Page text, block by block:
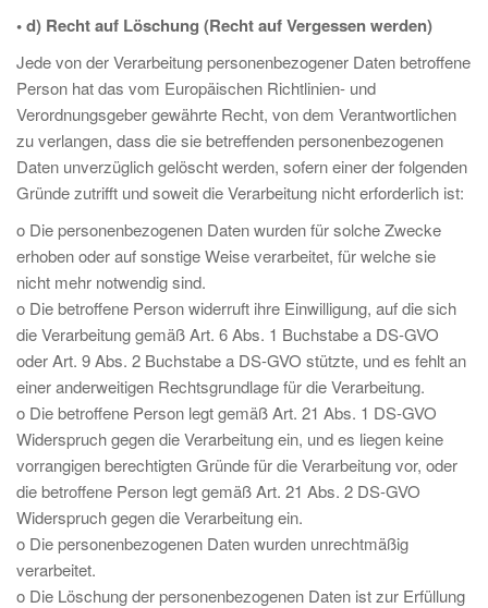
• d) Recht auf Löschung (Recht auf Vergessen werden)
Jede von der Verarbeitung personenbezogener Daten betroffene
Person hat das vom Europäischen Richtlinien- und
Verordnungsgeber gewährte Recht, von dem Verantwortlichen
zu verlangen, dass die sie betreffenden personenbezogenen
Daten unverzüglich gelöscht werden, sofern einer der folgenden
Gründe zutrifft und soweit die Verarbeitung nicht erforderlich ist:
o Die personenbezogenen Daten wurden für solche Zwecke
erhoben oder auf sonstige Weise verarbeitet, für welche sie
nicht mehr notwendig sind.
o Die betroffene Person widerruft ihre Einwilligung, auf die sich
die Verarbeitung gemäß Art. 6 Abs. 1 Buchstabe a DS-GVO
oder Art. 9 Abs. 2 Buchstabe a DS-GVO stützte, und es fehlt an
einer anderweitigen Rechtsgrundlage für die Verarbeitung.
o Die betroffene Person legt gemäß Art. 21 Abs. 1 DS-GVO
Widerspruch gegen die Verarbeitung ein, und es liegen keine
vorrangigen berechtigten Gründe für die Verarbeitung vor, oder
die betroffene Person legt gemäß Art. 21 Abs. 2 DS-GVO
Widerspruch gegen die Verarbeitung ein.
o Die personenbezogenen Daten wurden unrechtmäßig
verarbeitet.
o Die Löschung der personenbezogenen Daten ist zur Erfüllung